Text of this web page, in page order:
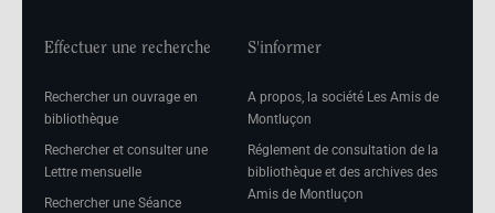
Effectuer une recherche
Rechercher un ouvrage en
bibliothèque
Rechercher et consulter une
Lettre mensuelle
Rechercher une Séance
S'informer
A propos, la société Les Amis de
Montluçon
Réglement de consultation de la
bibliothèque et des archives des
Amis de Montluçon